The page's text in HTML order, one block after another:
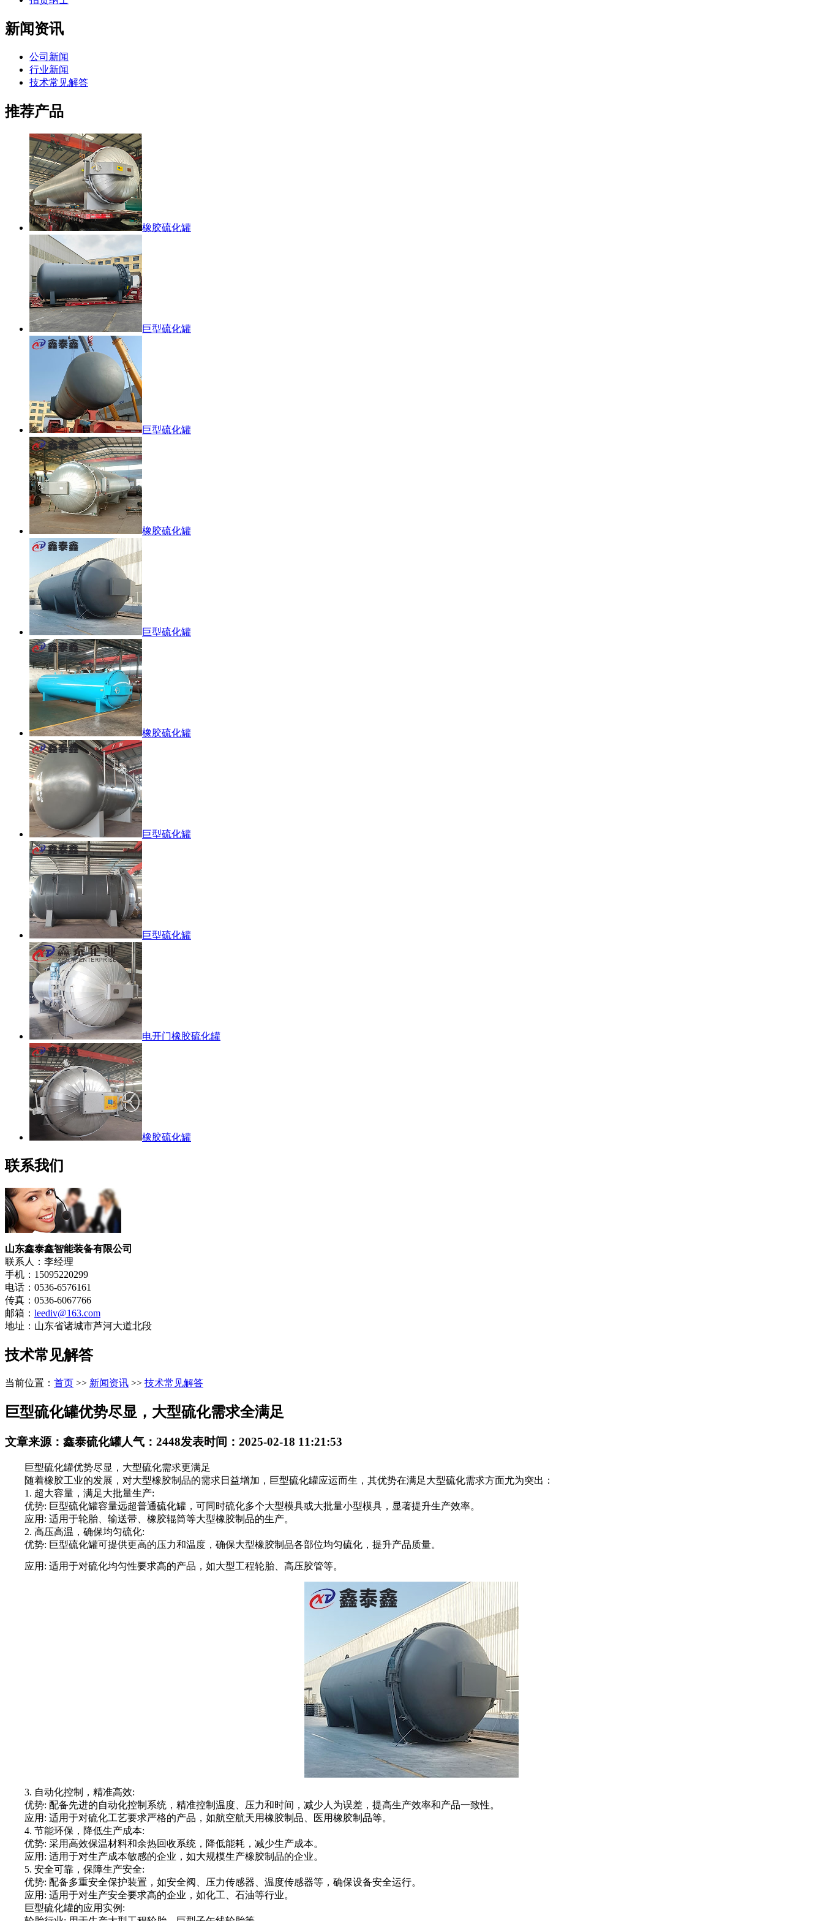
新闻资讯
公司新闻
行业新闻
技术常见解答
推荐产品
橡胶硫化罐
巨型硫化罐
巨型硫化罐
橡胶硫化罐
巨型硫化罐
橡胶硫化罐
巨型硫化罐
巨型硫化罐
电开门橡胶硫化罐
橡胶硫化罐
联系我们
山东鑫泰鑫智能装备有限公司
联系人：李经理
手机：15095220299
电话：0536-6576161
传真：0536-6067766
邮箱： leediv@163.com
地址：山东省诸城市芦河大道北段
技术常见解答
当前位置： 首页 >> 新闻资讯 >> 技术常见解答
巨型硫化罐优势尽显，大型硫化需求全满足
文章来源：鑫泰硫化罐人气：2448发表时间：2025-02-18 11:21:53
巨型硫化罐优势尽显，大型硫化需求更满足
随着橡胶工业的发展，对大型橡胶制品的需求日益增加，巨型硫化罐应运而生，其优势在满足大型硫化需求方面尤为突出：
1. 超大容量，满足大批量生产:
优势: 巨型硫化罐容量远超普通硫化罐，可同时硫化多个大型模具或大批量小型模具，显著提升生产效率。
应用: 适用于轮胎、输送带、橡胶辊筒等大型橡胶制品的生产。
2. 高压高温，确保均匀硫化:
优势: 巨型硫化罐可提供更高的压力和温度，确保大型橡胶制品各部位均匀硫化，提升产品质量。
应用: 适用于对硫化均匀性要求高的产品，如大型工程轮胎、高压胶管等。
3. 自动化控制，精准高效:
优势: 配备先进的自动化控制系统，精准控制温度、压力和时间，减少人为误差，提高生产效率和产品一致性。
应用: 适用于对硫化工艺要求严格的产品，如航空航天用橡胶制品、医用橡胶制品等。
4. 节能环保，降低生产成本:
优势: 采用高效保温材料和余热回收系统，降低能耗，减少生产成本。
应用: 适用于对生产成本敏感的企业，如大规模生产橡胶制品的企业。
5. 安全可靠，保障生产安全:
优势: 配备多重安全保护装置，如安全阀、压力传感器、温度传感器等，确保设备安全运行。
应用: 适用于对生产安全要求高的企业，如化工、石油等行业。
巨型硫化罐的应用实例: